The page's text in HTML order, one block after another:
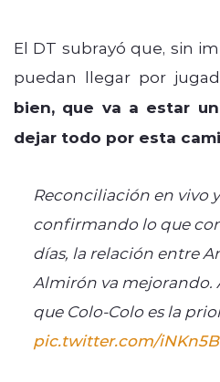
El DT subrayó que, sin
puedan llegar por
bien, que va a estar
dejar todo por esta
Reconciliación en vivo
confirmando lo que
días, la relación entre
Almirón va mejorando.
que Colo-Colo es la
pic.twitter.com/